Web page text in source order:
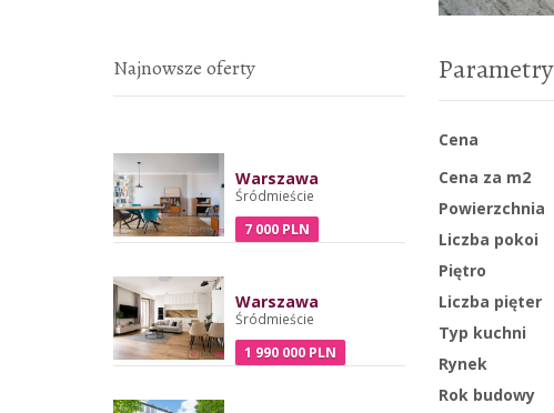
Najnowsze oferty
Warszawa
Śródmieście
7 000 PLN
Warszawa
Śródmieście
1 990 000 PLN
Parametry
Cena
Cena za m2
Powierzchnia
Liczba pokoi
Piętro
Liczba pięter
Typ kuchni
Rynek
Rok budowy